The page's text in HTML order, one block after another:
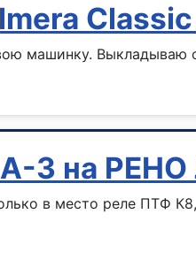
машинку. Выкладываю
3 на
в место реле ПТФ